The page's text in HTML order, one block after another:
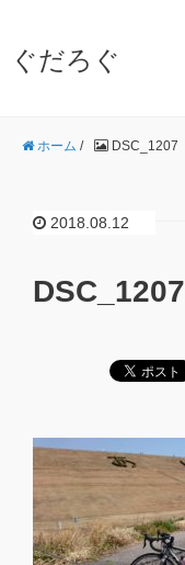
ぐだろぐ
ホーム / DSC_1207
2018.08.12
DSC_1207